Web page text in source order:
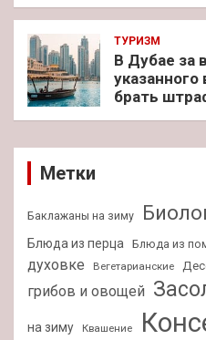
ТУРИЗМ
В Дубае за
указанного
брать
Метки
Баклажаны на зиму
Блюда из перца Блюда из
духовке
Вегетарианские
грибов и овощей
на зиму Квашение